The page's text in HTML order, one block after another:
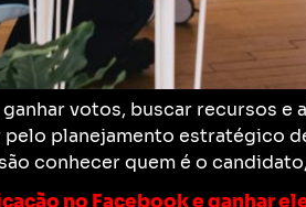
votos, buscar recursos
planejamento estratégico
conhecer quem é o
no Facebook e ganhar